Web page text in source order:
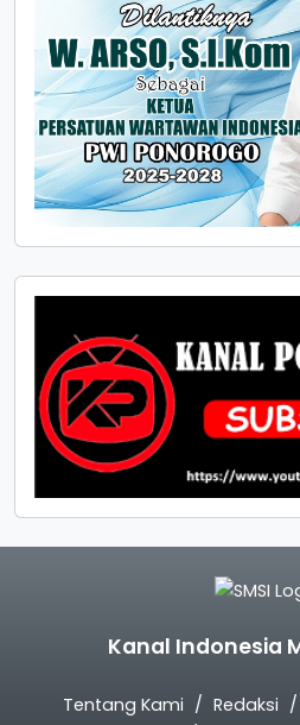
Kanal Indonesia
Tentang Kami Redaksi